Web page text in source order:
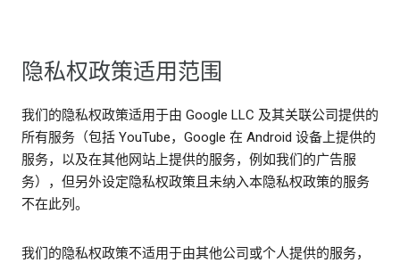
隐私权政策适用范围
我们的隐私权政策适用于由 Google LLC 及其关联公司提供的
所有服务（包括 YouTube，Google 在 Android 设备上提供的
服务，以及在其他网站上提供的服务，例如我们的广告服
务），但另外设定隐私权政策且未纳入本隐私权政策的服务
不在此列。
我们的隐私权政策不适用于由其他公司或个人提供的服务，